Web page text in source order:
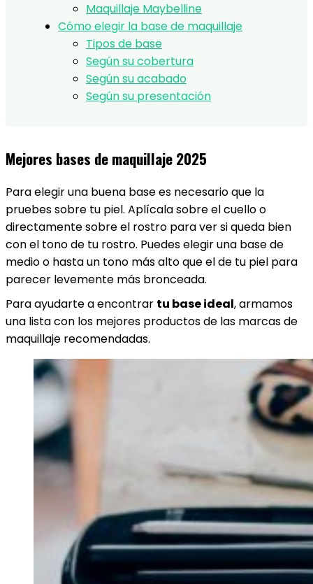
Maquillaje Maybelline
Cómo elegir la base de maquillaje
Tipos de base
Según su cobertura
Según su acabado
Según su presentación
Mejores bases de maquillaje 2025
Para elegir una buena base es necesario que la
pruebes sobre tu piel. Aplícala sobre el cuello o
directamente sobre el rostro para ver si queda bien
con el tono de tu rostro. Puedes elegir una base de
medio o hasta un tono más alto que el de tu piel para
parecer levemente más bronceada.
Para ayudarte a encontrar tu base ideal, armamos
una lista con los mejores productos de las marcas de
maquillaje recomendadas.